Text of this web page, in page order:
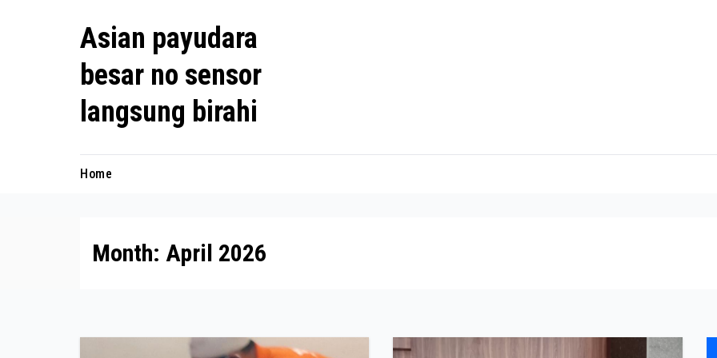
Asian payudara
besar no sensor
langsung birahi
Home
Month: April 2026